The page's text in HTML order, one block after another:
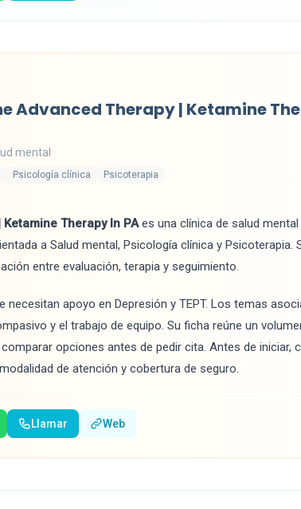
Advanced Therapy | Ketamine
mental
Psicología clínica Psicoterapia
Therapy In PAes una clínica de salud mental
a Salud mental, Psicología clínica y Psicoterapia.
entre evaluación, terapia y seguimiento.
necesitan apoyo en Depresión y TEPT. Los temas
y el trabajo de equipo. Su ficha reúne un
opciones antes de pedir cita. Antes de iniciar,
de atención y cobertura de seguro.
Llamar Web